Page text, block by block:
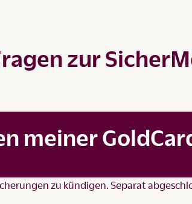
zur
meiner
zu kündigen. Separat